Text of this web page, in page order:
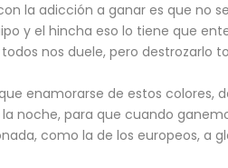
la adicción a ganar es que no
y el hincha eso lo tiene que
todos nos duele, pero destrozarlo
enamorarse de estos colores,
noche, para que cuando
como la de los europeos, a